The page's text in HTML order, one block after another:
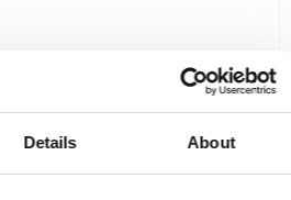
Details About